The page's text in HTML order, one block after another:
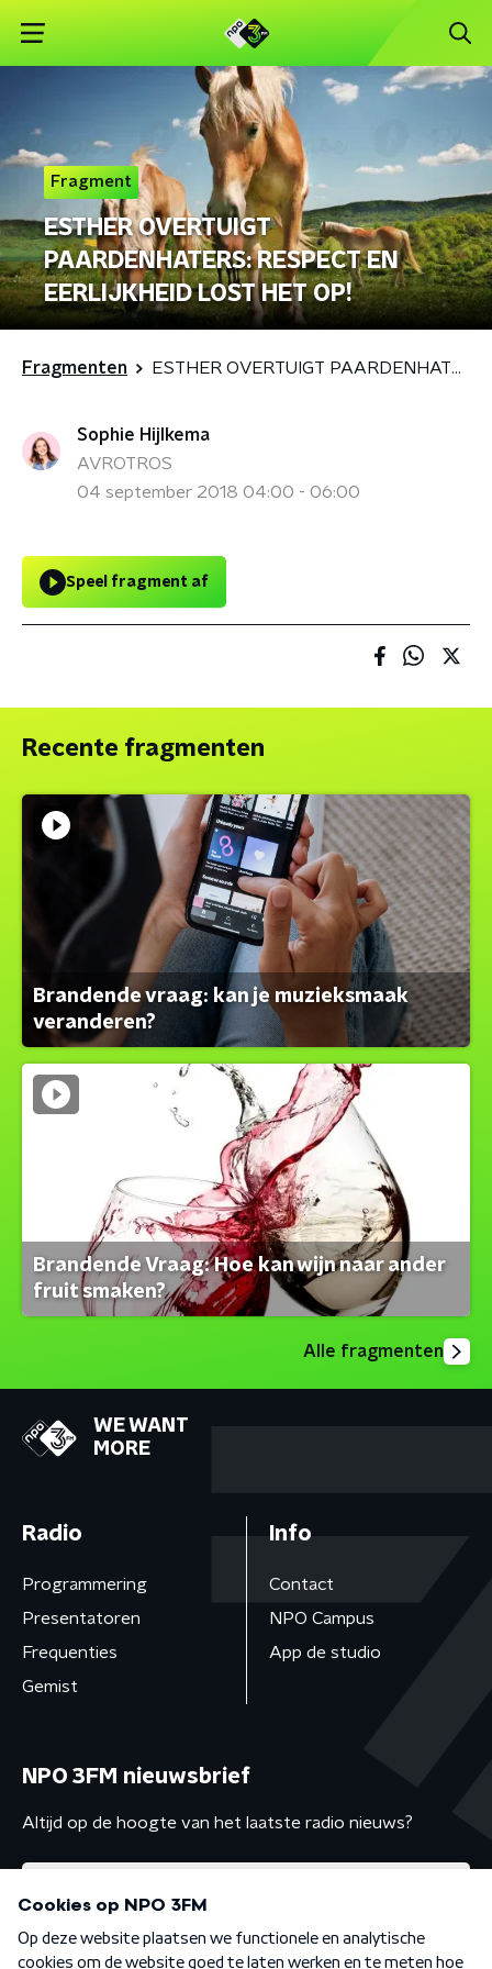
Fragment
ESTHER OVERTUIGT
PAARDENHATERS: RESPECT EN
EERLIJKHEID LOST HET OP!
Fragmenten ESTHER OVERTUIGT PAARDENHATERS: RESPECT EN EERLIJKHEID LOST HET OP!
Sophie Hijlkema
AVROTROS
04 september 2018 04:00 - 06:00
Speel fragment af
Recente fragmenten
Brandende vraag: kan je muzieksmaak
veranderen?
Brandende Vraag: Hoe kan wijn naar ander
fruit smaken?
Alle fragmenten
WE WANT
MORE
Radio
Programmering
Presentatoren
Frequenties
Gemist
Info
Contact
NPO Campus
App de studio
NPO 3FM nieuwsbrief
Altijd op de hoogte van het laatste radio nieuws?